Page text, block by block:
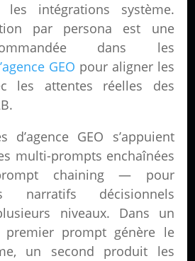
intégrations système.
par persona est une
dans les
GEO pour aligner les
les attentes réelles des
d’agence GEO s’appuient
multi-prompts enchaînées
chaining — pour
narratifs décisionnels
niveaux. Dans un
prompt génère le
un second produit les